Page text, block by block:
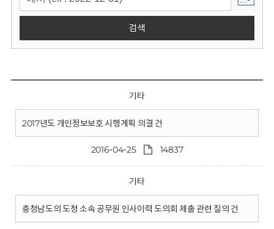
검색
기타
2017년도 개인정보보호 시행계획 의결 건
2016-04-25 14837
기타
충청남도의 도청 소속 공무원 인사이력 도의회 제출 관련 질의 건